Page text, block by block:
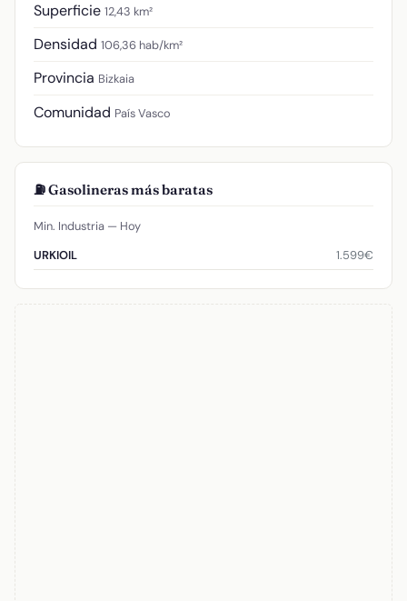
Superficie 12,43 km²
Densidad 106,36 hab/km²
Provincia Bizkaia
Comunidad País Vasco
⛽ Gasolineras más baratas
Min. Industria — Hoy
URKIOIL
1.599€